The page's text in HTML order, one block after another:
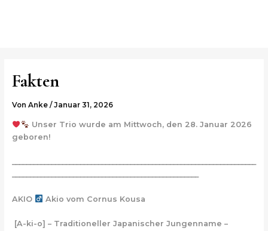
Fakten
Von Anke / Januar 31, 2026
Unser Trio wurde am Mittwoch, den 28. Januar 2026
geboren!
AKIO Akio vom Cornus Kousa
[A-ki-o] – Traditioneller Japanischer Jungenname –